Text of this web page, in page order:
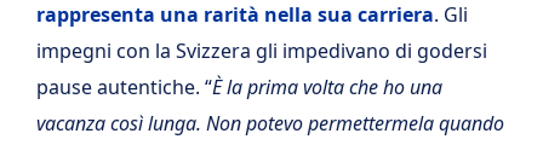
rappresenta una rarità nella sua carriera. Gli
impegni con la Svizzera gli impedivano di godersi
pause autentiche. “È la prima volta che ho una
vacanza così lunga. Non potevo permettermela quando